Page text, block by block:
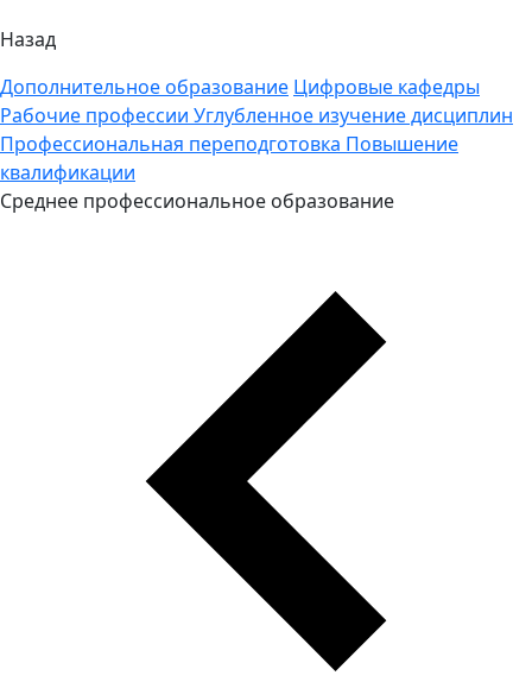
Назад
Дополнительное образование Цифровые кафедры
Рабочие профессии Углубленное изучение дисциплин
Профессиональная переподготовка Повышение
квалификации
Среднее профессиональное образование